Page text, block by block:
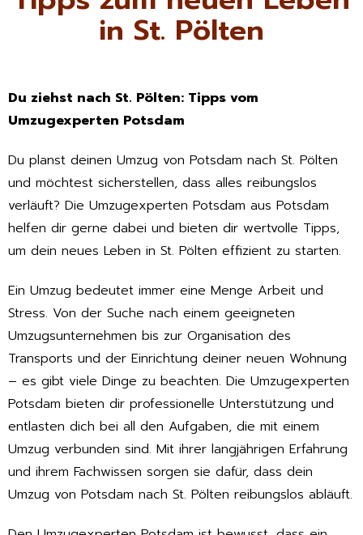
in St. Pölten
Du ziehst nach St. Pölten: Tipps vom
Umzugexperten Potsdam
Du planst deinen Umzug von Potsdam nach St. Pölten
und möchtest sicherstellen, dass alles reibungslos
verläuft? Die Umzugexperten Potsdam aus Potsdam
helfen dir gerne dabei und bieten dir wertvolle Tipps,
um dein neues Leben in St. Pölten effizient zu starten.
Ein Umzug bedeutet immer eine Menge Arbeit und
Stress. Von der Suche nach einem geeigneten
Umzugsunternehmen bis zur Organisation des
Transports und der Einrichtung deiner neuen Wohnung
– es gibt viele Dinge zu beachten. Die Umzugexperten
Potsdam bieten dir professionelle Unterstützung und
entlasten dich bei all den Aufgaben, die mit einem
Umzug verbunden sind. Mit ihrer langjährigen Erfahrung
und ihrem Fachwissen sorgen sie dafür, dass dein
Umzug von Potsdam nach St. Pölten reibungslos abläuft.